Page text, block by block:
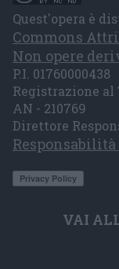
Quest'opera è
Commons
Non opere
P.I. 01760000438
Registrazione al
AN - 210769
Direttore
VAI